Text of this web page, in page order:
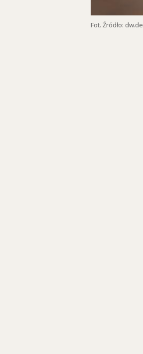
Fot. Źródło: dw.de